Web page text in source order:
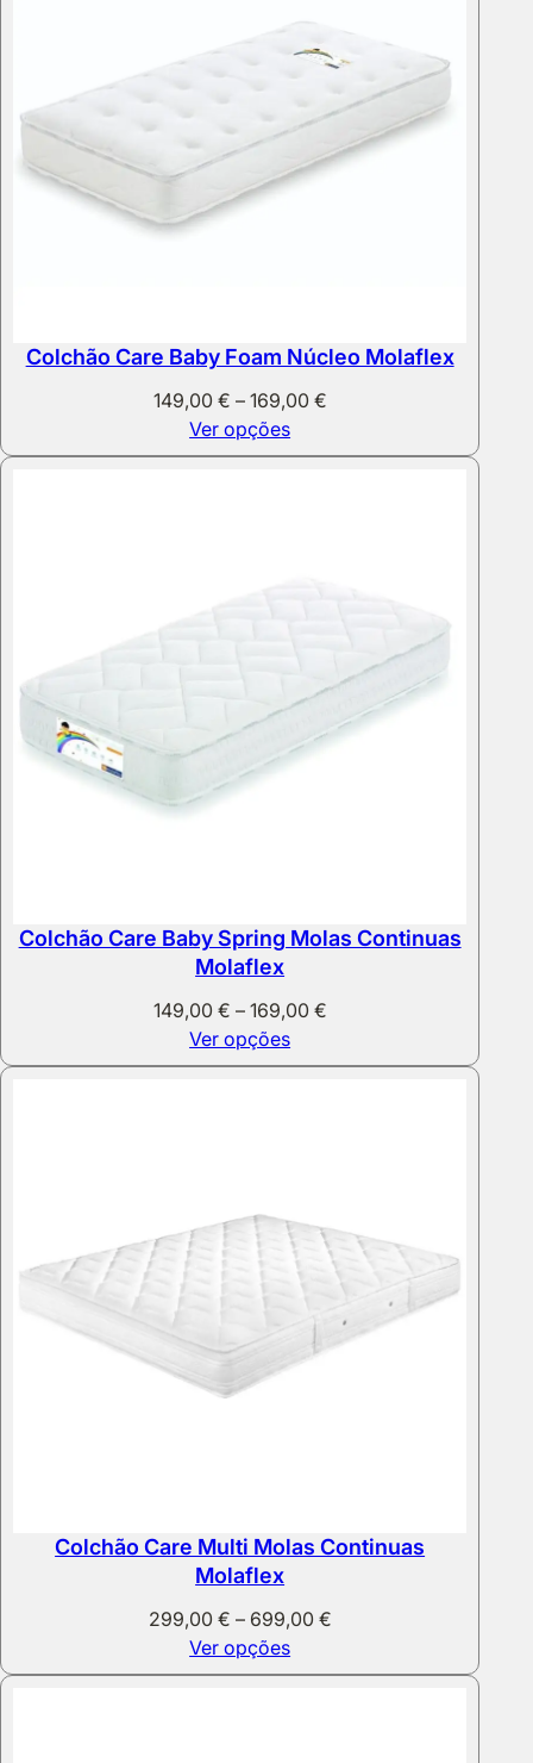
Colchão Care Baby Foam Núcleo Molaflex
149,00 € – 169,00 €Price
149,00 €
Ver opções
Colchão Care Baby Spring Molas Continuas
Molaflex
149,00 € – 169,00 €Price
149,00 €
Ver opções
Colchão Care Multi Molas Continuas
Molaflex
299,00 € – 699,00 €Price
299,00 €
Ver opções